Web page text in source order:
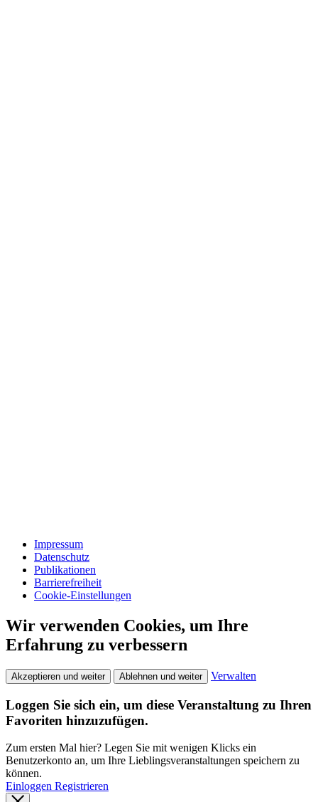
Impressum
Datenschutz
Publikationen
Barrierefreiheit
Cookie-Einstellungen
Wir verwenden Cookies, um Ihre
Erfahrung zu verbessern
Akzeptieren und weiter Ablehnen und weiter Verwalten
Loggen Sie sich ein, um diese Veranstaltung zu Ihren
Favoriten hinzuzufügen.
Zum ersten Mal hier? Legen Sie mit wenigen Klicks ein
Benutzerkonto an, um Ihre Lieblingsveranstaltungen speichern zu
können.
Einloggen Registrieren